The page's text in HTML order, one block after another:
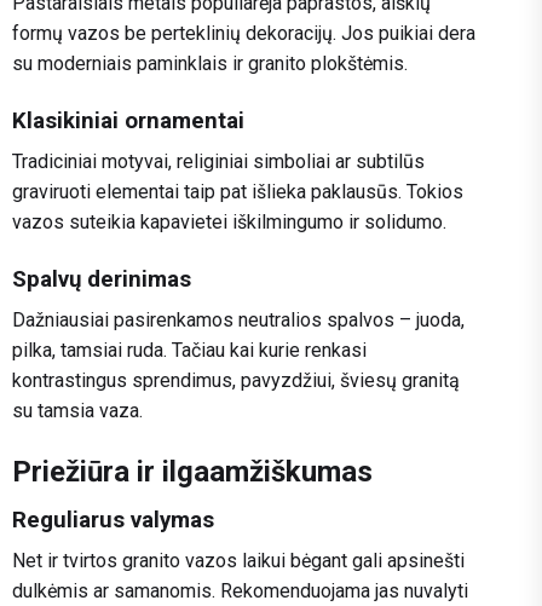
formų vazos be perteklinių dekoracijų. Jos puikiai dera
su moderniais paminklais ir granito plokštėmis.
Klasikiniai ornamentai
Tradiciniai motyvai, religiniai simboliai ar subtilūs
graviruoti elementai taip pat išlieka paklausūs. Tokios
vazos suteikia kapavietei iškilmingumo ir solidumo.
Spalvų derinimas
Dažniausiai pasirenkamos neutralios spalvos – juoda,
pilka, tamsiai ruda. Tačiau kai kurie renkasi
kontrastingus sprendimus, pavyzdžiui, šviesų granitą
su tamsia vaza.
Priežiūra ir ilgaamžiškumas
Reguliarus valymas
Net ir tvirtos granito vazos laikui bėgant gali apsinešti
dulkėmis ar samanomis. Rekomenduojama jas nuvalyti